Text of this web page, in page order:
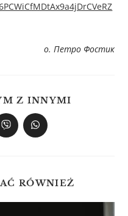
о. Петро Фостик
Z INNYMI
RÓWNIEŻ